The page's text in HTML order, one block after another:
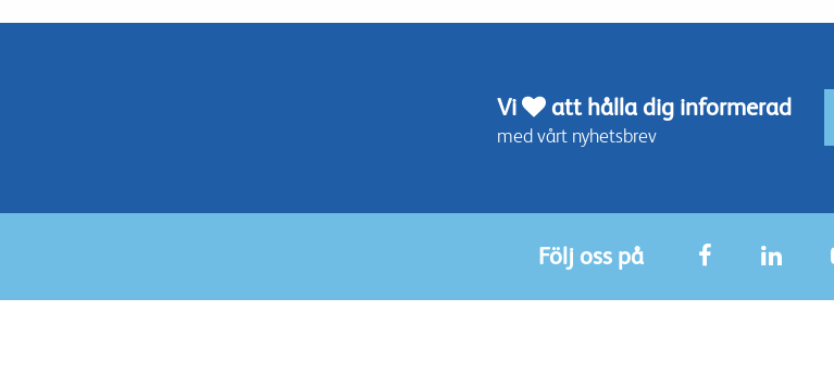
Vi att hålla dig informerad
med vårt nyhetsbrev
Följ oss på